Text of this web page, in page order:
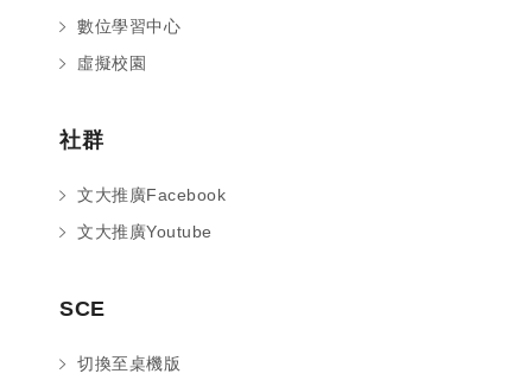
數位學習中心
虛擬校園
社群
文大推廣Facebook
文大推廣Youtube
SCE
切換至桌機版